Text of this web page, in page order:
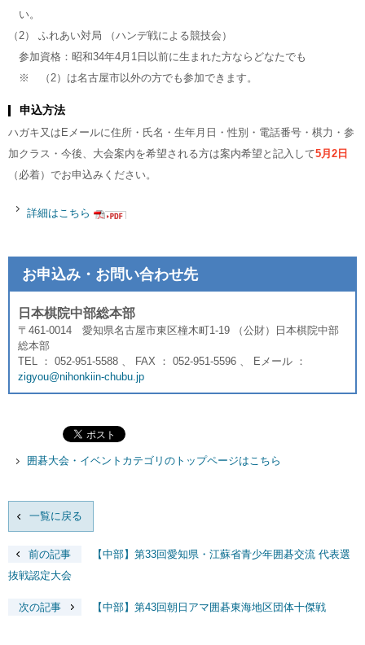
い。
（2） ふれあい対局 （ハンデ戦による競技会）
参加資格：昭和34年4月1日以前に生まれた方ならどなたでも
※ （2）は名古屋市以外の方でも参加できます。
申込方法
ハガキ又はEメールに住所・氏名・生年月日・性別・電話番号・棋力・参
加クラス・今後、大会案内を希望される方は案内希望と記入して5月2日
（必着）でお申込みください。
詳細はこちら
お申込み・お問い合わせ先
日本棋院中部総本部
〒461-0014 愛知県名古屋市東区橦木町1-19 （公財）日本棋院中部
総本部
TEL ： 052-951-5588 、 FAX ： 052-951-5596 、 Eメール ：
zigyou@nihonkiin-chubu.jp
囲碁大会・イベントカテゴリのトップページはこちら
一覧に戻る
前の記事
【中部】第33回愛知県・江蘇省青少年囲碁交流 代表選
抜戦認定大会
次の記事 【中部】第43回朝日アマ囲碁東海地区団体十傑戦